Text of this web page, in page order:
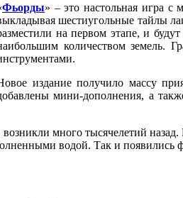
Фьорды» – это настольная игра с
шестиугольные тайлы
на первом этапе, и
количеством земель.
издание получило массу
мини-дополнения, а
много тысячелетий
водой. Так и появились